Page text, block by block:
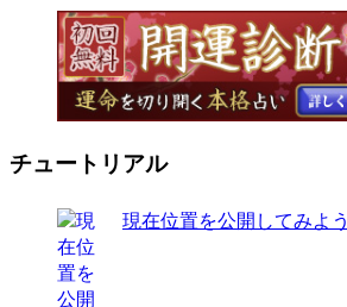
チュートリアル
現在位置を公開してみよう